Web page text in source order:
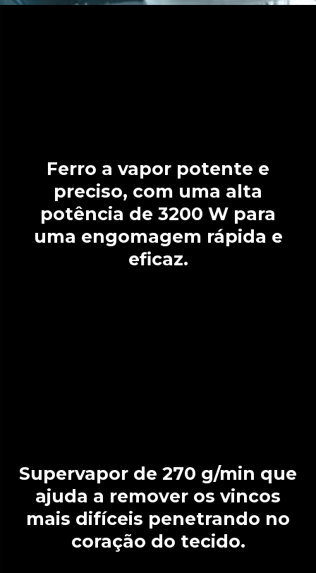
Ferro a vapor potente e
preciso, com uma alta
potência de 3200 W para
uma engomagem rápida e
eficaz.
Supervapor de 270 g/min que
ajuda a remover os vincos
mais difíceis penetrando no
coração do tecido.